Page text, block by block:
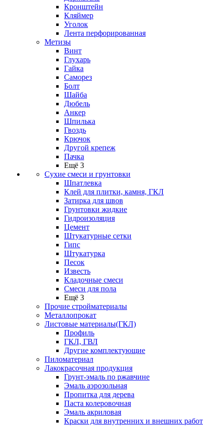
Кронштейн
Кляймер
Уголок
Лента перфорированная
Метизы
Винт
Глухарь
Гайка
Саморез
Болт
Шайба
Дюбель
Анкер
Шпилька
Гвоздь
Крючок
Другой крепеж
Пачка
Ещё 3
Сухие смеси и грунтовки
Шпатлевка
Клей для плитки, камня, ГКЛ
Затирка для швов
Грунтовки жидкие
Гидроизоляция
Цемент
Штукатурные сетки
Гипс
Штукатурка
Песок
Известь
Кладочные смеси
Смеси для пола
Ещё 3
Прочие стройматериалы
Металлопрокат
Листовые материалы(ГКЛ)
Профиль
ГКЛ, ГВЛ
Другие комплектующие
Пиломатериал
Лакокрасочная продукция
Грунт-эмаль по ржавчине
Эмаль аэрозольная
Пропитка для дерева
Паста колеровочная
Эмаль акриловая
Краски для внутренних и внешних работ